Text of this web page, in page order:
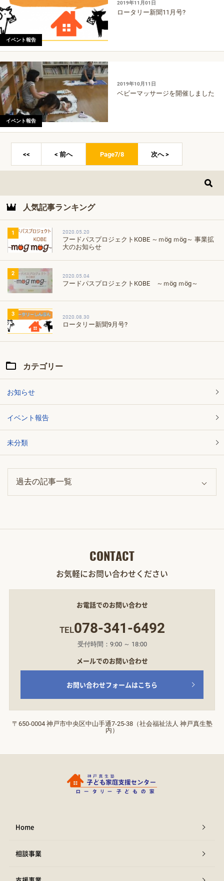
2019年11月01日
ロータリー新聞11月号?
イベント報告
2019年10月11日
ベビーマッサージを開催しました
イベント報告
Page7/8
<< < 前へ 次へ >
人気記事ランキング
1 2020.05.20
フードパスプロジェクトKOBE ～ｍög ｍög～ 事業拡
大のお知らせ
2 2020.05.04
フードパスプロジェクトKOBE ～ｍög ｍög～
3 2020.08.30
ロータリー新聞9月号?
カテゴリー
お知らせ
イベント報告
未分類
CONTACT
お気軽にお問い合わせください
お電話でのお問い合わせ
TEL078-341-6492
受付時間：9:00 ～ 18:00
メールでのお問い合わせ
お問い合わせフォームはこちら
〒650-0004 神戸市中央区中山手通7‐25‐38（社会福祉法人 神戸真生塾
内）
Home
相談事業